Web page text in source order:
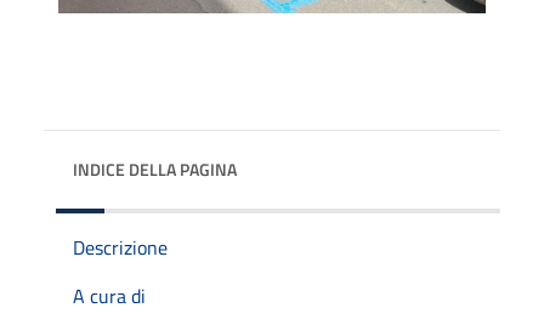
INDICE DELLA PAGINA
Descrizione
A cura di